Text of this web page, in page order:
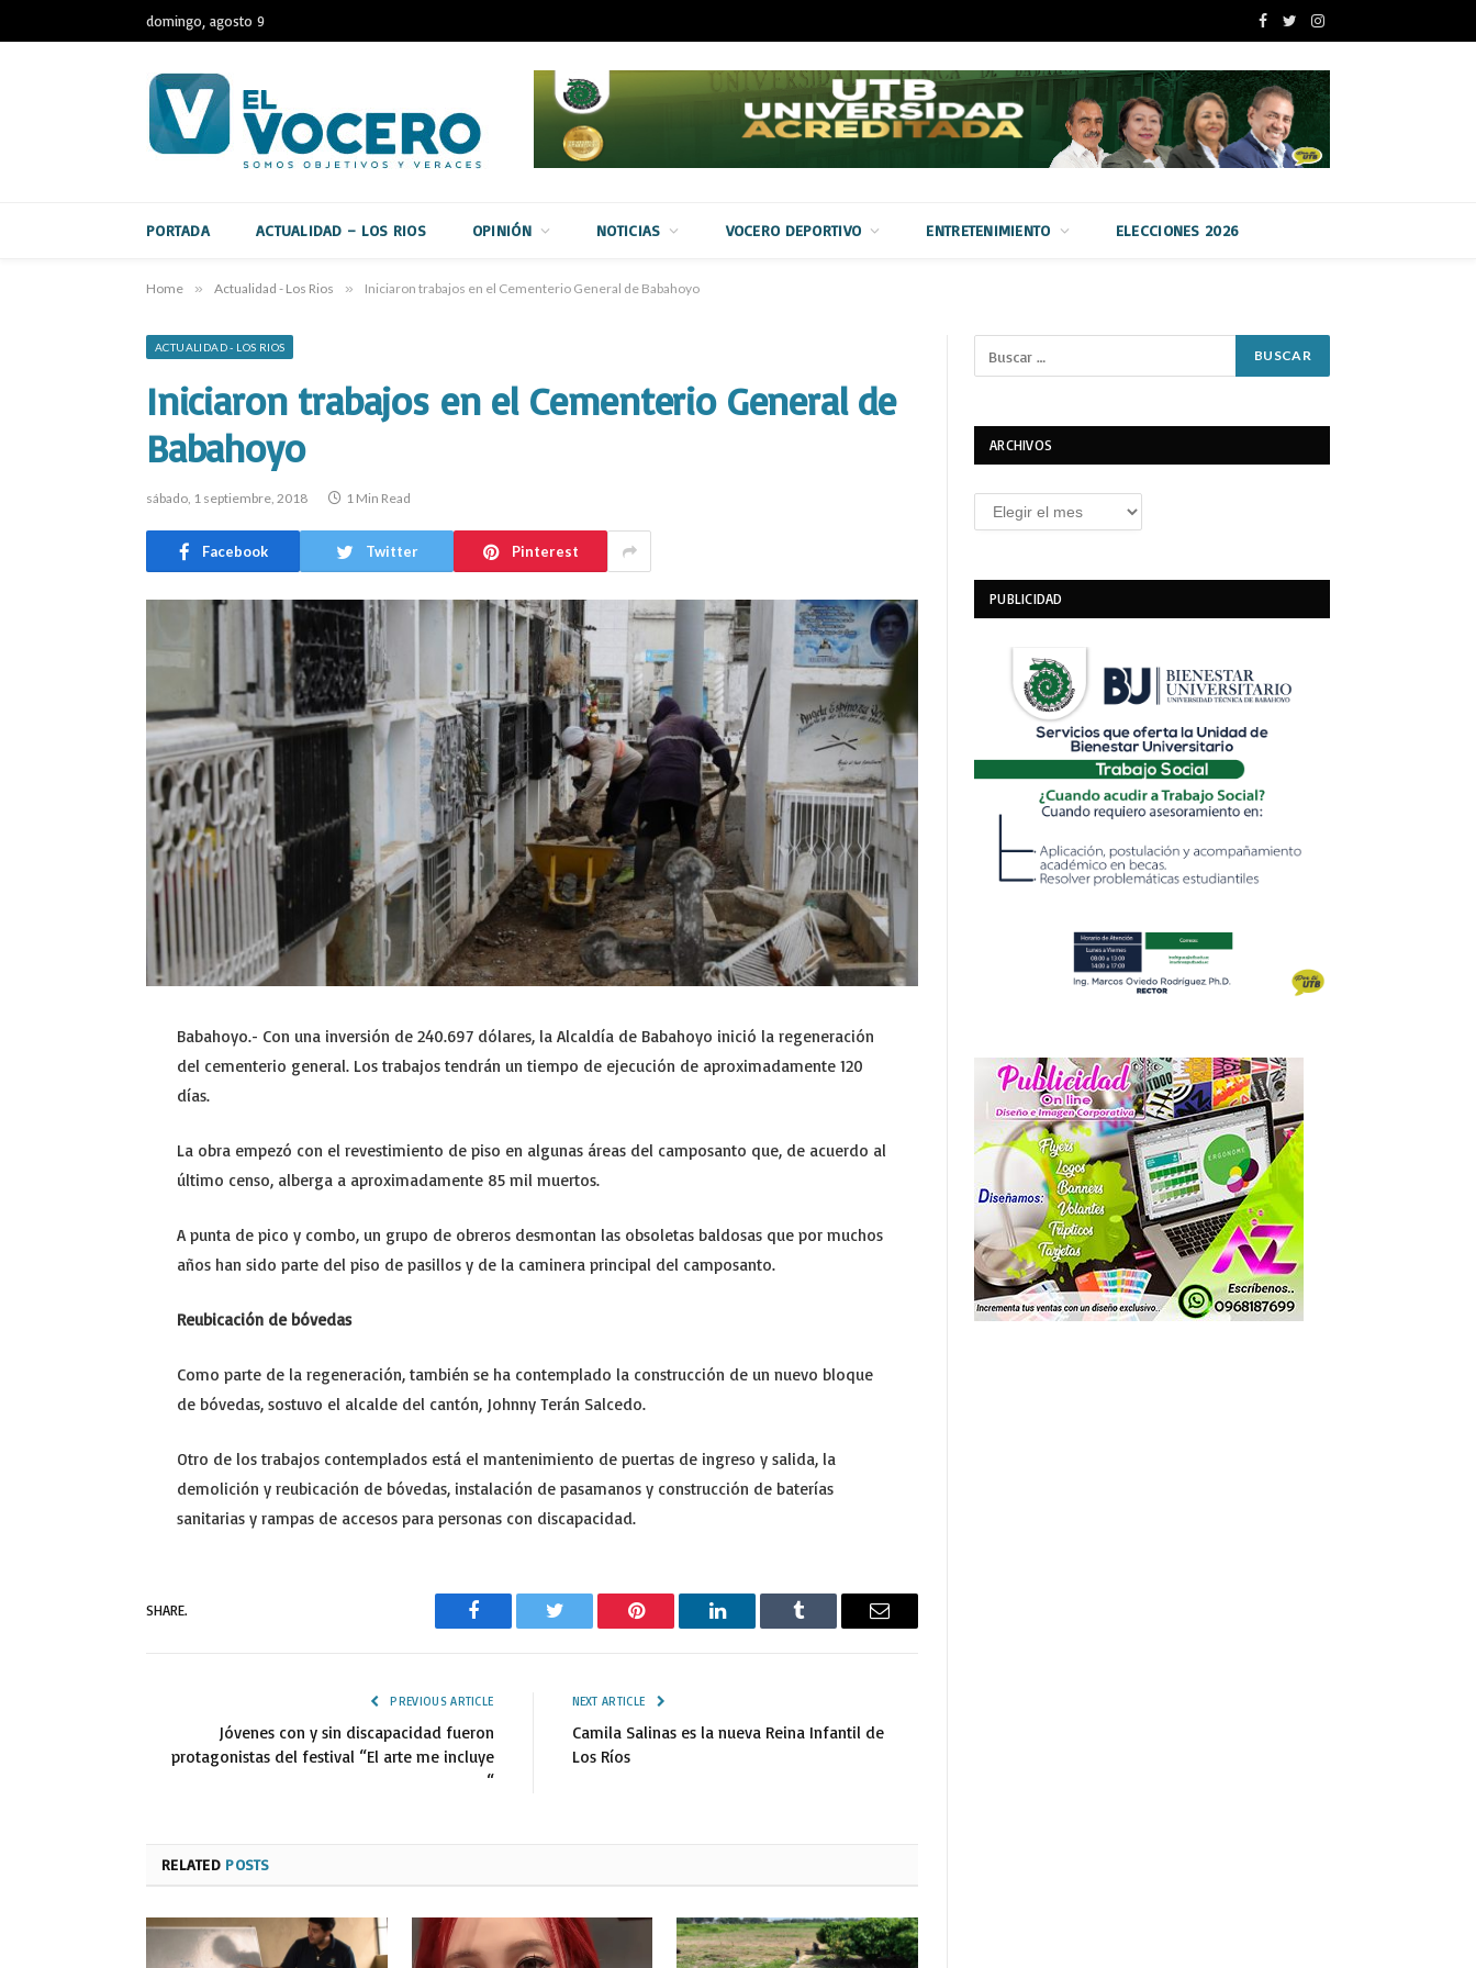
domingo, agosto 9
Facebook
TwitterInstagram
PORTADA ACTUALIDAD – LOS RIOS OPINIÓN NOTICIAS VOCERO DEPORTIVO ENTRETENIMIENTO ELECCIONES 2026
Home » Actualidad - Los Rios » Iniciaron trabajos en el Cementerio General de Babahoyo
ACTUALIDAD - LOS RIOS
Iniciaron trabajos en el Cementerio General de
Babahoyo
sábado, 1 septiembre, 2018 1 Min Read
Facebook Twitter Pinterest
Babahoyo.- Con una inversión de 240.697 dólares, la Alcaldía de Babahoyo inició la regeneración
del cementerio general. Los trabajos tendrán un tiempo de ejecución de aproximadamente 120
días.
La obra empezó con el revestimiento de piso en algunas áreas del camposanto que, de acuerdo al
último censo, alberga a aproximadamente 85 mil muertos.
A punta de pico y combo, un grupo de obreros desmontan las obsoletas baldosas que por muchos
años han sido parte del piso de pasillos y de la caminera principal del camposanto.
Reubicación de bóvedas
Como parte de la regeneración, también se ha contemplado la construcción de un nuevo bloque
de bóvedas, sostuvo el alcalde del cantón, Johnny Terán Salcedo.
Otro de los trabajos contemplados está el mantenimiento de puertas de ingreso y salida, la
demolición y reubicación de bóvedas, instalación de pasamanos y construcción de baterías
sanitarias y rampas de accesos para personas con discapacidad.
SHARE.
Facebook Twitter Pinterest LinkedIn Tumblr Email
PREVIOUS ARTICLE
Jóvenes con y sin discapacidad fueron
protagonistas del festival “El arte me incluye
“
NEXT ARTICLE
Camila Salinas es la nueva Reina Infantil de
Los Ríos
RELATED POSTS
ARCHIVOS
Archivos
PUBLICIDAD